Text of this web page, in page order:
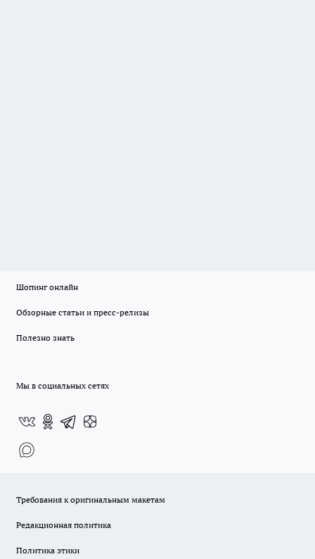
Шопинг онлайн
Обзорные статьи и пресс-релизы
Полезно знать
Мы в социальных сетях
Требования к оригинальным макетам
Редакционная политика
Политика этики